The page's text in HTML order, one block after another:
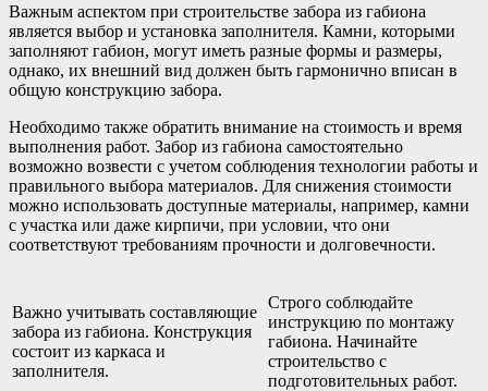
Важным аспектом при строительстве забора из габиона
является выбор и установка заполнителя. Камни, которыми
заполняют габион, могут иметь разные формы и размеры,
однако, их внешний вид должен быть гармонично вписан в
общую конструкцию забора.
Необходимо также обратить внимание на стоимость и время
выполнения работ. Забор из габиона самостоятельно
возможно возвести с учетом соблюдения технологии работы и
правильного выбора материалов. Для снижения стоимости
можно использовать доступные материалы, например, камни
с участка или даже кирпичи, при условии, что они
соответствуют требованиям прочности и долговечности.
Важно учитывать составляющие
забора из габиона. Конструкция
состоит из каркаса и
заполнителя.
Строго соблюдайте
инструкцию по монтажу
габиона. Начинайте
строительство с
подготовительных работ.